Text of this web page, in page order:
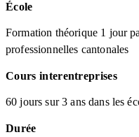
École
Formation théorique 1 jour
professionnelles cantonales
Cours interentreprises
60 jours sur 3 ans dans les
Durée